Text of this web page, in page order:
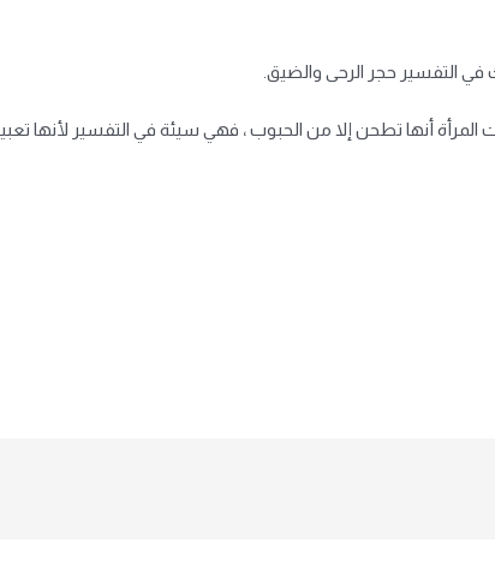
في التفسير حجر الرحى والضيق.
أنها تطحن إلا من الحبوب ، فهي سيئة في التفسير لأنها